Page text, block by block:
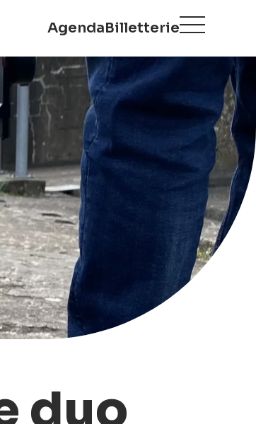
AgendaBilletterie
duo